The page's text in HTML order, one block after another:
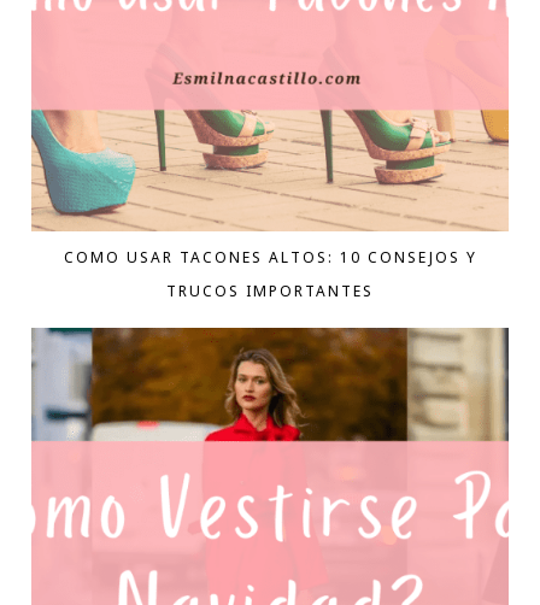
COMO USAR TACONES ALTOS: 10 CONSEJOS Y
TRUCOS IMPORTANTES